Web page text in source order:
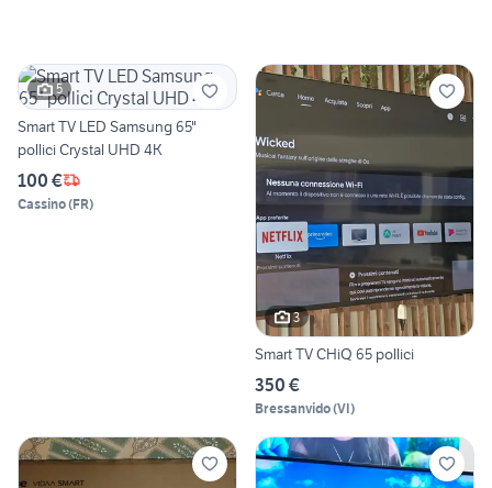
5
Smart TV LED Samsung 65"
pollici Crystal UHD 4K
100 €
Cassino(FR)
3
Smart TV CHiQ 65 pollici
350 €
Bressanvido(VI)